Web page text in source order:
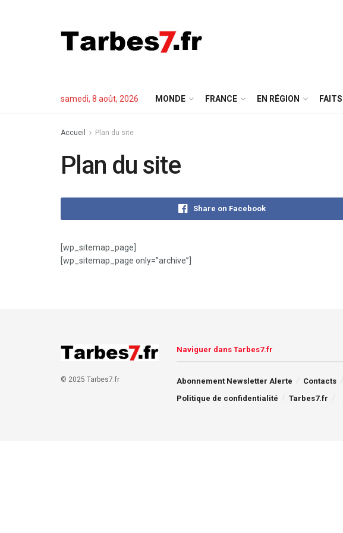
samedi, 8 août, 2026 MONDE FRANCE EN RÉGION
Accueil Plan du site
Plan du site
Share on Facebook
[wp_sitemap_page]
[wp_sitemap_page only=”archive”]
© 2025 Tarbes7.fr
Naviguer dans Tarbes7.fr
Abonnement Newsletter Alerte Contacts
Politique de confidentialité
Tarbes7.fr